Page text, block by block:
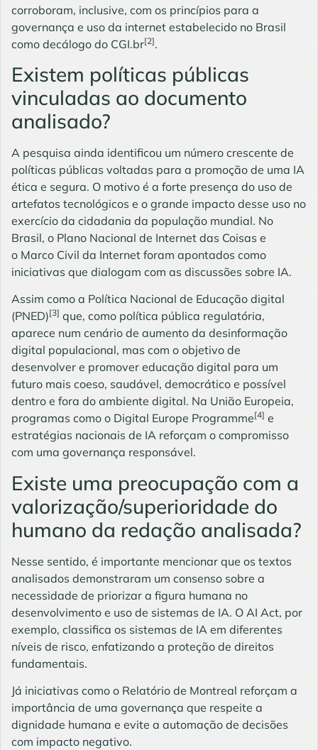
corroboram, inclusive, com os princípios para a
governança e uso da internet estabelecido no Brasil
como decálogo do CGI.br[2].
Existem políticas públicas
vinculadas ao documento
analisado?
A pesquisa ainda identificou um número crescente de
políticas públicas voltadas para a promoção de uma IA
ética e segura. O motivo é a forte presença do uso de
artefatos tecnológicos e o grande impacto desse uso no
exercício da cidadania da população mundial. No
Brasil, o Plano Nacional de Internet das Coisas e
o Marco Civil da Internet foram apontados como
iniciativas que dialogam com as discussões sobre IA.
Assim como a Política Nacional de Educação digital
(PNED)[3] que, como política pública regulatória,
aparece num cenário de aumento da desinformação
digital populacional, mas com o objetivo de
desenvolver e promover educação digital para um
futuro mais coeso, saudável, democrático e possível
dentro e fora do ambiente digital. Na União Europeia,
programas como o Digital Europe Programme[4] e
estratégias nacionais de IA reforçam o compromisso
com uma governança responsável.
Existe uma preocupação com a
valorização/superioridade do
humano da redação analisada?
Nesse sentido, é importante mencionar que os textos
analisados demonstraram um consenso sobre a
necessidade de priorizar a figura humana no
desenvolvimento e uso de sistemas de IA. O AI Act, por
exemplo, classifica os sistemas de IA em diferentes
níveis de risco, enfatizando a proteção de direitos
fundamentais.
Já iniciativas como o Relatório de Montreal reforçam a
importância de uma governança que respeite a
dignidade humana e evite a automação de decisões
com impacto negativo.